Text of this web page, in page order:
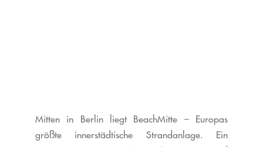
Mitten in Berlin liegt BeachMitte – Europas
größte innerstädtische Strandanlage. Ein